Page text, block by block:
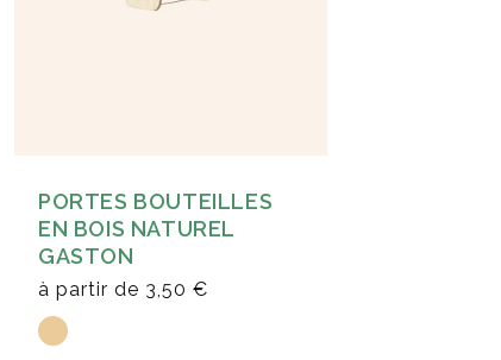
PORTES BOUTEILLES
EN BOIS NATUREL
GASTON
à partir de 3,50 €